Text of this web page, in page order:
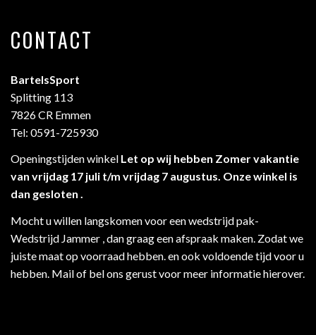
CONTACT
BartelsSport
Splitting 113
7826 CR Emmen
Tel: 0591-725930
Openingstijden winkel Let op wij hebben Zomer vakantie
van vrijdag 17 juli t/m vrijdag 7 augustus. Onze winkel is
dan gesloten .
Mocht u willen langskomen voor een wedstrijd pak-
Wedstrijd Jammer , dan graag een afspraak maken. Zodat we
juiste maat op voorraad hebben. en ook voldoende tijd voor u
hebben. Mail of bel ons gerust voor meer informatie hierover.